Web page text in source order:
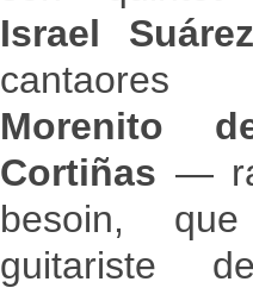
Israel
Morenito
Cortiñas —
besoin,
guitariste